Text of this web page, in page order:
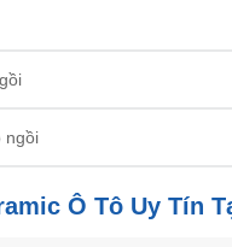
ngồi
Ô Tô Uy Tín